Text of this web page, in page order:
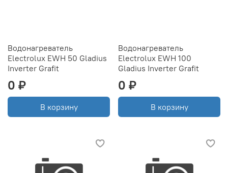
Водонагреватель
Electrolux EWH 50 Gladius
Inverter Grafit
0 ₽
В корзину
Водонагреватель
Electrolux EWH 100
Gladius Inverter Grafit
0 ₽
В корзину